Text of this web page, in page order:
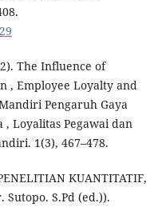
The Influence of
, Employee Loyalty and
Pengaruh Gaya
Loyalitas Pegawai dan
1(3), 467–478.
KUANTITATIF,
Sutopo. S.Pd (ed.)).